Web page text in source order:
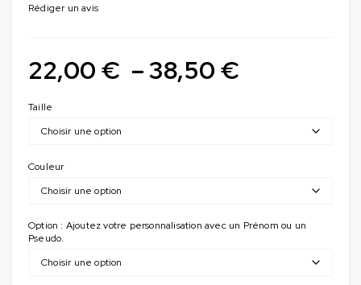
Rédiger un avis
22,00 € –38,50 €
Taille
Couleur
Option : Ajoutez votre personnalisation avec un Prénom ou un
Pseudo.